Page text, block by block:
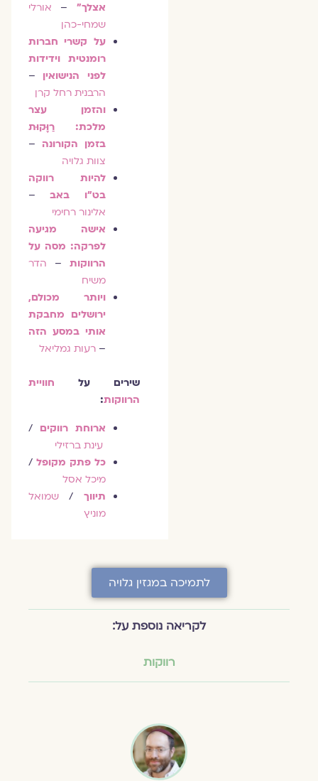
אצלך"–
אורלי
שמחי-כהן
על קשרי חברות
רומנטית וידידות
לפני הנישואין–
הרבנית רחל קרן
והזמן עצר
מלכת: רַוָּקוּת
בזמן הקורונה–
צוות גלויה
להיות רווקה
בט"ו באב–
אלינור רחימי
אישה מגיעה
לפרקה: מסה על
הרווקות–
הדר
משיח
ויותר מכולם,
ירושלים מחבקת
אותי במסע הזה
–רעות גמליאל
שירים על
חוויית
הרווקות:
ארוחת רווקים/
עינת ברזילי
כל פתק מקופל/
מיכל אסל
תיווך/
שמואל
מוניץ
לתמיכה במגזין גלויה
לקריאה נוספת על:
רווקות